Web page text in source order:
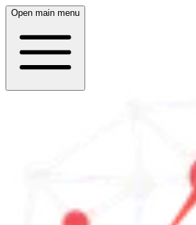
Open main menu